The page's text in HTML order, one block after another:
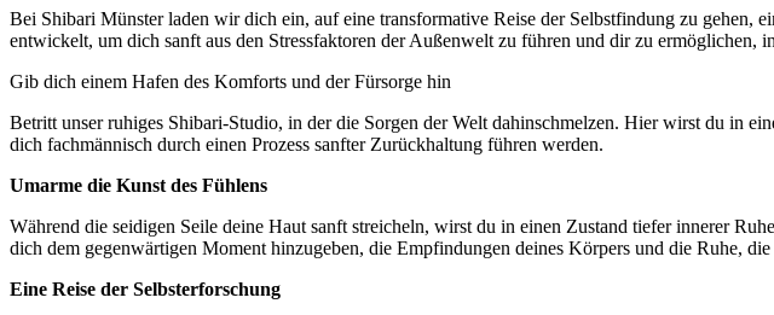
Bei Shibari Münster laden wir dich ein, auf eine transformative Reise der Selbstfindung zu
entwickelt, um dich sanft aus den Stressfaktoren der Außenwelt zu führen und dir zu ermöglichen,
Gib dich einem Hafen des Komforts und der Fürsorge hin
Betritt unser ruhiges Shibari-Studio, in der die Sorgen der Welt dahinschmelzen. Hier wirst du in
dich fachmännisch durch einen Prozess sanfter Zurückhaltung führen werden.
Umarme die Kunst des Fühlens
Während die seidigen Seile deine Haut sanft streicheln, wirst du in einen Zustand tiefer innerer
dich dem gegenwärtigen Moment hinzugeben, die Empfindungen deines Körpers und die Ruhe,
Eine Reise der Selbsterforschung